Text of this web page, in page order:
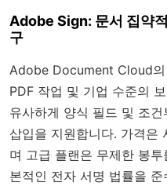
Adobe Sign: 문서 집약
구
Adobe Document Cloud
PDF 작업 및 기업 수준의
유사하게 양식 필드 및 조
삽입을 지원합니다. 가격은
며 고급 플랜은 무제한 봉
본적인 전자 서명 법률을